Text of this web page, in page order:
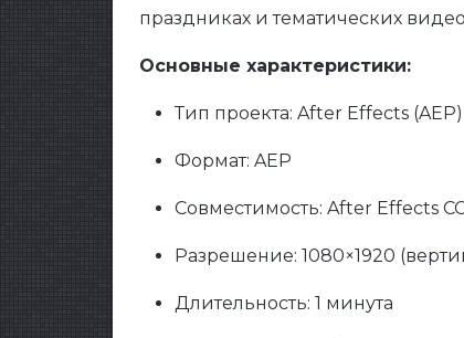
праздниках и тематических
Основные характеристики:
Тип проекта: After Effects (AEP)
Формат: AEP
Совместимость: After Effects
Разрешение: 1080×1920
Длительность: 1 минута